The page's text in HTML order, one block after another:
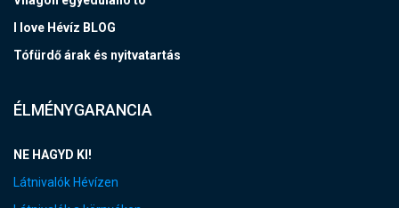
I love Hévíz BLOG
Tófürdő árak és nyitvatartás
ÉLMÉNYGARANCIA
NE HAGYD KI!
Látnivalók Hévízen